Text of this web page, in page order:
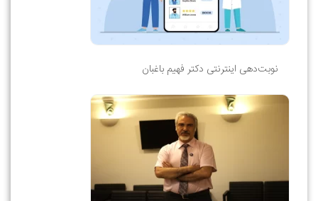
نوبت‌دهی اینترنتی دکتر فهیم باغبان